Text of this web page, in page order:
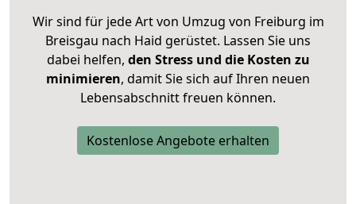
Wir sind für jede Art von Umzug von Freiburg im
Breisgau nach Haid gerüstet. Lassen Sie uns
dabei helfen, den Stress und die Kosten zu
minimieren, damit Sie sich auf Ihren neuen
Lebensabschnitt freuen können.
Kostenlose Angebote erhalten